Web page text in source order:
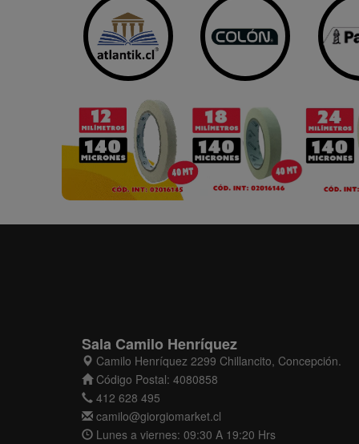
Sala Camilo Henríquez
Camilo Henríquez 2299 Chillancito, Concepción.
Código Postal: 4080858
412 628 495
camilo@giorgiomarket.cl
Lunes a viernes: 09:30 A 19:20 Hrs